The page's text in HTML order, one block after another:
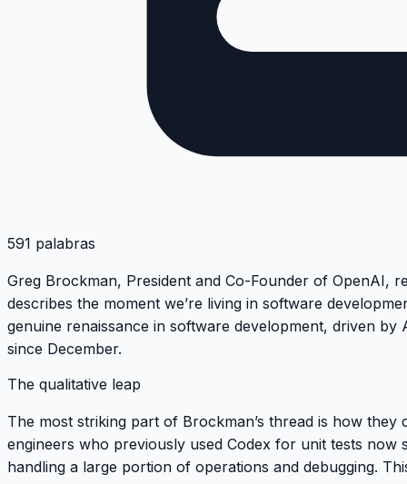
591 palabras
Greg Brockman, President and Co-Founder of OpenAI,
describes the moment we’re living in software
genuine renaissance in software development, driven
since December.
The qualitative leap
The most striking part of Brockman’s thread is how they
engineers who previously used Codex for unit tests now
handling a large portion of operations and debugging.